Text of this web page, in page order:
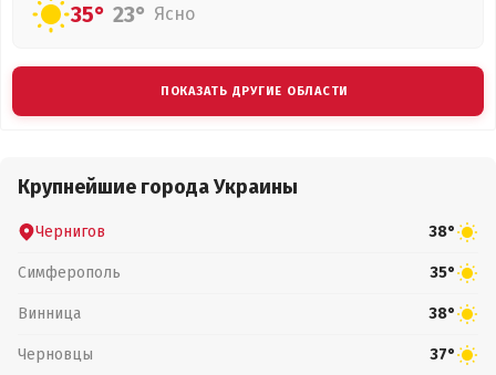
35° 23° Ясно
ПОКАЗАТЬ ДРУГИЕ ОБЛАСТИ
Крупнейшие города Украины
Чернигов 38°
Симферополь 35°
Винница 38°
Черновцы 37°